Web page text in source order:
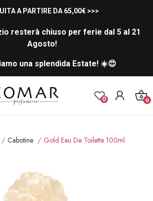
A PARTIRE DA 65,00€ >>>
resterà chiuso per ferie dal 5 al 21
Agosto!
una splendida Estate! ☀️😍
0 0
Cabotine Gold Eau De Toilette 100ml